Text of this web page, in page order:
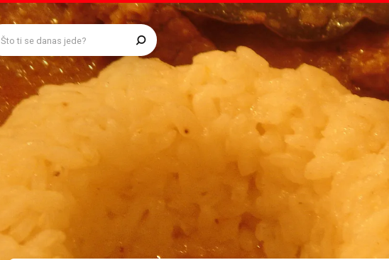
Što ti se danas jede?